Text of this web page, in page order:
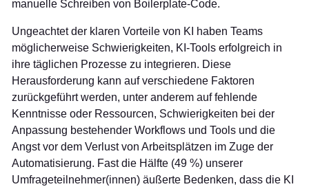
manuelle Schreiben von Boilerplate-Code.
Ungeachtet der klaren Vorteile von KI haben Teams
möglicherweise Schwierigkeiten, KI-Tools erfolgreich in
ihre täglichen Prozesse zu integrieren. Diese
Herausforderung kann auf verschiedene Faktoren
zurückgeführt werden, unter anderem auf fehlende
Kenntnisse oder Ressourcen, Schwierigkeiten bei der
Anpassung bestehender Workflows und Tools und die
Angst vor dem Verlust von Arbeitsplätzen im Zuge der
Automatisierung. Fast die Hälfte (49 %) unserer
Umfrageteilnehmer(innen) äußerte Bedenken, dass die KI